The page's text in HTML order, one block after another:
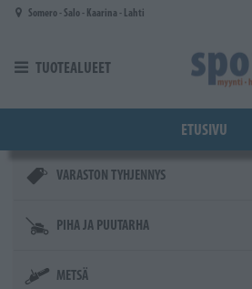
Siirry pääsisältöön
Somero - Salo - Kaarina - Lahti
TUOTEALUEET
ETUSIVU
VARASTON TYHJENNYS
PIHA JA PUUTARHA
METSÄ